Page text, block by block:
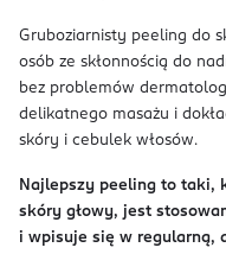
Gruboziarnisty peeling do
osób ze skłonnością do
bez problemów
delikatnego masażu i
skóry i cebulek włosów.
Najlepszy peeling to taki,
skóry głowy, jest
i wpisuje się w regularną,